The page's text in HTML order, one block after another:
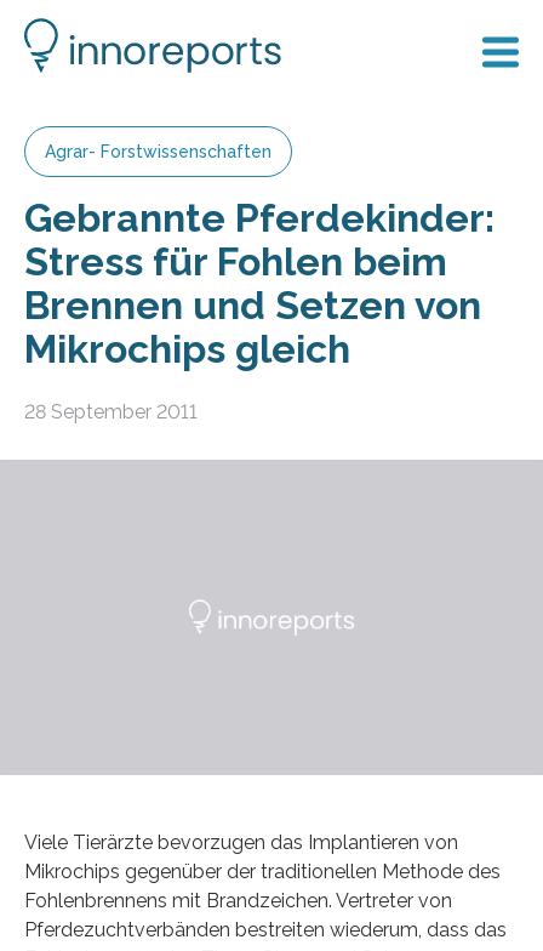
Agrar- Forstwissenschaften
Gebrannte Pferdekinder:
Stress für Fohlen beim
Brennen und Setzen von
Mikrochips gleich
28 September 2011
Viele Tierärzte bevorzugen das Implantieren von
Mikrochips gegenüber der traditionellen Methode des
Fohlenbrennens mit Brandzeichen. Vertreter von
Pferdezuchtverbänden bestreiten wiederum, dass das